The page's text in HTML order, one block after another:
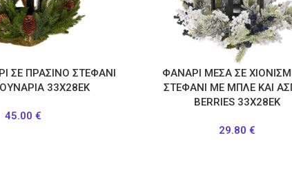
ΣΕ ΠΡΑΣΙΝΟ ΣΤΕΦΑΝΙ
33Χ28ΕΚ
45.00 €
ΦΑΝΑΡΙ ΜΕΣΑ ΣΕ
ΣΤΕΦΑΝΙ ΜΕ ΜΠΛΕ ΚΑΙ
BERRIES 33Χ28ΕΚ
29.80 €